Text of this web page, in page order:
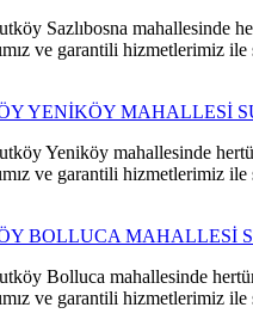
Sazlıbosna mahallesinde
ve garantili hizmetlerimiz
YENİKÖY MAHALLESİ
Yeniköy mahallesinde
ve garantili hizmetlerimiz
BOLLUCA MAHALLESİ
Bolluca mahallesinde
ve garantili hizmetlerimiz